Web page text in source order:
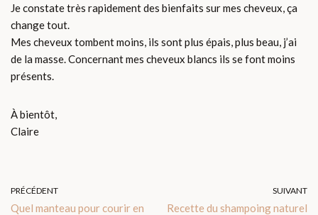
Je constate très rapidement des bienfaits sur mes cheveux, ça
change tout.
Mes cheveux tombent moins, ils sont plus épais, plus beau, j’ai
de la masse. Concernant mes cheveux blancs ils se font moins
présents.
À bientôt,
Claire
PRÉCÉDENT
Quel manteau pour courir en
SUIVANT
Recette du shampoing naturel